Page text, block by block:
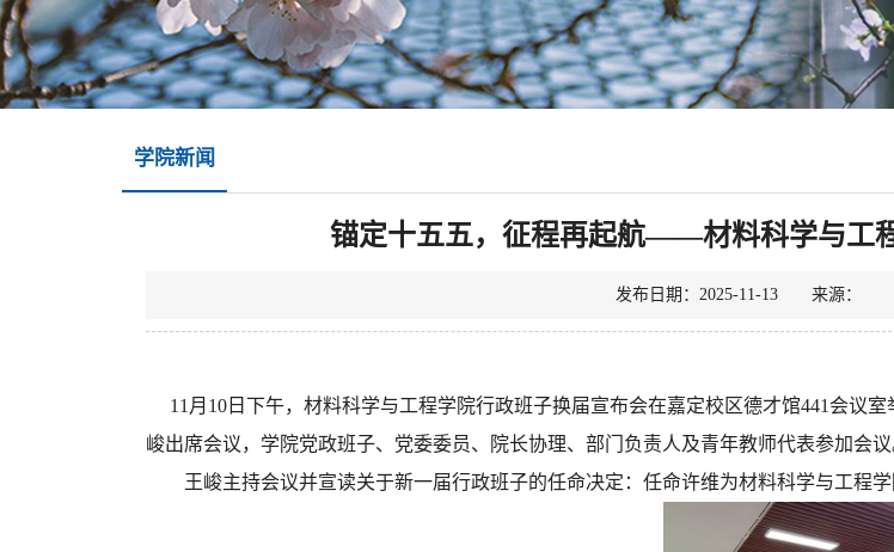
学院新闻
锚定十五五，征程再起航——材料科学与工
发布日期：2025-11-13 来源：
11月10日下午，材料科学与工程学院行政班子换届宣布会在嘉定校区德才馆441会议
峻出席会议，学院党政班子、党委委员、院长协理、部门负责人及青年教师代表参加会议
王峻主持会议并宣读关于新一届行政班子的任命决定：任命许维为材料科学与工程